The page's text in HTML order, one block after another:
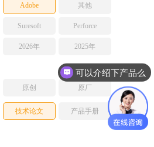
Adobe 其他
Suresoft Perforce
2026年 2025年
原创 原厂
技术论文 产品手册
可以介绍下产品么